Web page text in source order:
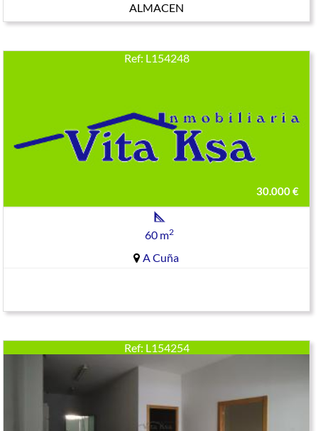
ALMACEN
Ref: L154248
30.000 €
60 m2
A Cuña
Ref: L154254